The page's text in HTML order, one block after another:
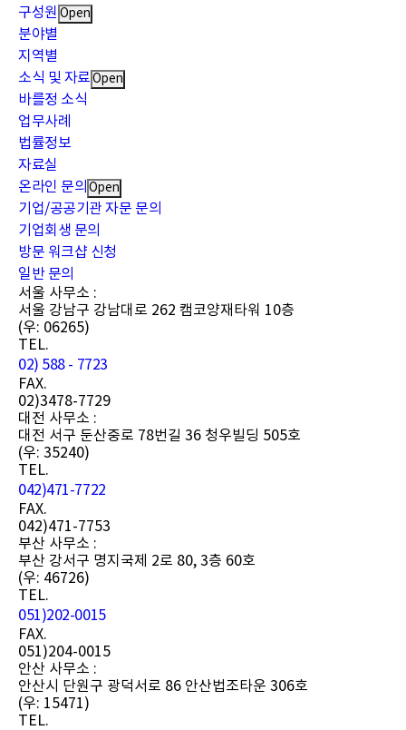
구성원 Open
분야별
지역별
소식 및 자료Open
바를정 소식
업무사례
법률정보
자료실
온라인 문의 Open
기업/공공기관 자문 문의
기업회생 문의
방문 워크샵 신청
일반 문의
서울 사무소 :
서울 강남구 강남대로 262 캠코양재타워 10층
(우: 06265)
TEL.
02) 588 - 7723
FAX.
02)3478-7729
대전 사무소 :
대전 서구 둔산중로 78번길 36 청우빌딩 505호
(우: 35240)
TEL.
042)471-7722
FAX.
042)471-7753
부산 사무소 :
부산 강서구 명지국제 2로 80, 3층 60호
(우: 46726)
TEL.
051)202-0015
FAX.
051)204-0015
안산 사무소 :
안산시 단원구 광덕서로 86 안산법조타운 306호
(우: 15471)
TEL.